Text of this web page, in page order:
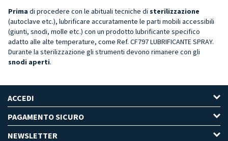
Prima di procedere con le abituali tecniche di sterilizzazione
(autoclave etc.), lubrificare accuratamente le parti mobili accessibili
(giunti, snodi, molle etc.) con un prodotto lubrificante specifico
adatto alle alte temperature, come Ref. CF797 LUBRIFICANTE SPRAY.
Durante la sterilizzazione gli strumenti devono rimanere con gli
snodi aperti.
ACCEDI
PAGAMENTO SICURO
NEWSLETTER